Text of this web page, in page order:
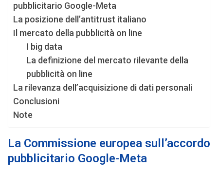
pubblicitario Google-Meta
La posizione dell’antitrust italiano
Il mercato della pubblicità on line
I big data
La definizione del mercato rilevante della
pubblicità on line
La rilevanza dell’acquisizione di dati personali
Conclusioni
Note
La Commissione europea sull’accordo
pubblicitario Google-Meta